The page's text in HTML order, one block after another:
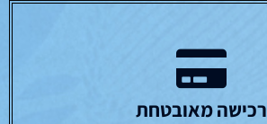
רכישה מאובטחת